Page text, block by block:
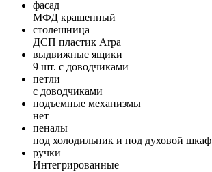
фасад
МФД крашенный
столешница
ДСП пластик Arpa
выдвижные ящики
9 шт. с доводчиками
петли
с доводчиками
подъемные механизмы
нет
пеналы
под холодильник и под духовой шкаф
ручки
Интегрированные